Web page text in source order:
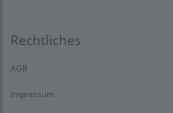
Rechtliches
AGB
Impressum